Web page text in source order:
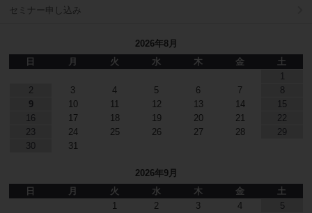
セミナー申し込み
2026年8月
日
月 火 水 木 金
土
1
2
3 4 5 6 7
8
9
10 11 12 13 14
15
16
17 18 19 20 21
22
23
24 25 26 27 28
29
30
31
2026年9月
日
月 火 水 木 金
土
1
2 3 4 5